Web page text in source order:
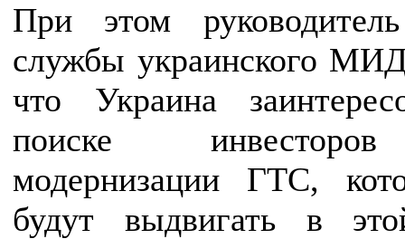
При этом
службы украинского
что Украина
поиске
модернизации ГТС,
будут выдвигать в